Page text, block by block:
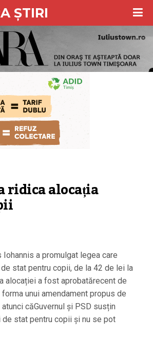
ȘTIRI
ridica alocația
a promulgat legea care
stat pentru copii, de la 42 de lei la
alocației a fost aprobatărecent de
unui amendament propus de
căGuvernul și PSD susțin
de stat pentru copii și nu se pot